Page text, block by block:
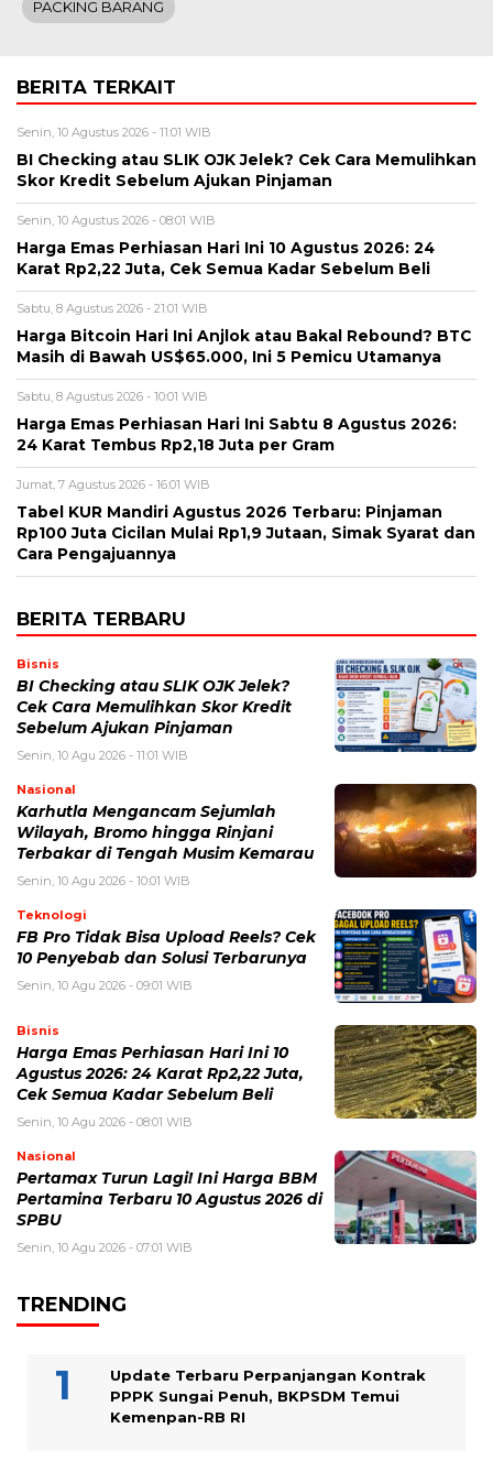
PACKING BARANG
BERITA TERKAIT
Senin, 10 Agustus 2026 - 11:01 WIB
BI Checking atau SLIK OJK Jelek? Cek Cara Memulihkan
Skor Kredit Sebelum Ajukan Pinjaman
Senin, 10 Agustus 2026 - 08:01 WIB
Harga Emas Perhiasan Hari Ini 10 Agustus 2026: 24
Karat Rp2,22 Juta, Cek Semua Kadar Sebelum Beli
Sabtu, 8 Agustus 2026 - 21:01 WIB
Harga Bitcoin Hari Ini Anjlok atau Bakal Rebound? BTC
Masih di Bawah US$65.000, Ini 5 Pemicu Utamanya
Sabtu, 8 Agustus 2026 - 10:01 WIB
Harga Emas Perhiasan Hari Ini Sabtu 8 Agustus 2026:
24 Karat Tembus Rp2,18 Juta per Gram
Jumat, 7 Agustus 2026 - 16:01 WIB
Tabel KUR Mandiri Agustus 2026 Terbaru: Pinjaman
Rp100 Juta Cicilan Mulai Rp1,9 Jutaan, Simak Syarat dan
Cara Pengajuannya
BERITA TERBARU
Bisnis
BI Checking atau SLIK OJK Jelek?
Cek Cara Memulihkan Skor Kredit
Sebelum Ajukan Pinjaman
Senin, 10 Agu 2026 - 11:01 WIB
Nasional
Karhutla Mengancam Sejumlah
Wilayah, Bromo hingga Rinjani
Terbakar di Tengah Musim Kemarau
Senin, 10 Agu 2026 - 10:01 WIB
Teknologi
FB Pro Tidak Bisa Upload Reels? Cek
10 Penyebab dan Solusi Terbarunya
Senin, 10 Agu 2026 - 09:01 WIB
Bisnis
Harga Emas Perhiasan Hari Ini 10
Agustus 2026: 24 Karat Rp2,22 Juta,
Cek Semua Kadar Sebelum Beli
Senin, 10 Agu 2026 - 08:01 WIB
Nasional
Pertamax Turun Lagi! Ini Harga BBM
Pertamina Terbaru 10 Agustus 2026 di
SPBU
Senin, 10 Agu 2026 - 07:01 WIB
TRENDING
Update Terbaru Perpanjangan Kontrak
PPPK Sungai Penuh, BKPSDM Temui
Kemenpan-RB RI